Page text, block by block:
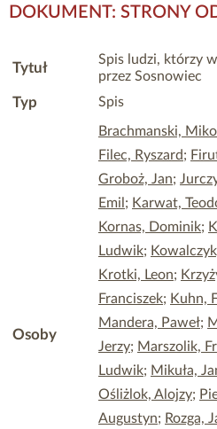
DOKUMENT: STRONY
Tytuł
Spis ludzi, którzy
przez Sosnowiec
Typ Spis
Osoby
Brachmanski,
Filec, Ryszard;
Groboż, Jan;
Emil ; Karwat,
Kornas, Dominik;
Ludwik;
Krotki, Leon;
Franciszek; Kuhn,
Mandera, Paweł;
Jerzy; Marszolik,
Ludwik; Mikuła,
Ośliżlok, Alojzy;
Augustyn; Rozga,